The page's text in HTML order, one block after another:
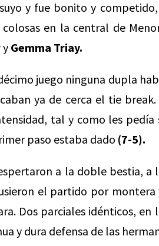
y fue bonito y
en la central de
y Gemma Triay.
juego ninguna dupla
ya de cerca el tie
tal y como les
paso estaba dado (7-5).
a la doble bestia, a
el partido por
Dos parciales idénticos, en
y dura defensa de las